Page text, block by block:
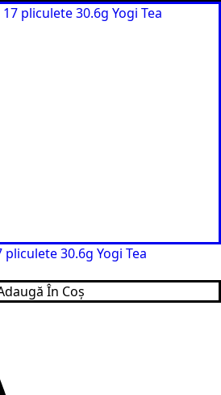
30.6g Yogi Tea
În Coș